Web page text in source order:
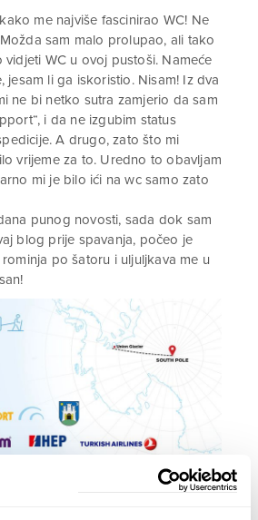
me najviše fascinirao WC! Ne
sam malo prolupao, ali tako
WC u ovoj pustoši. Nameće
jesam li ga iskoristio. Nisam! Iz dva
ne bi netko sutra zamjerio da sam
i da ne izgubim status
A drugo, zato što mi
vrijeme za to. Uredno to obavljam
mi je bilo ići na wc samo zato
punog novosti, sada dok sam
blog prije spavanja, počeo je
po šatoru i uljuljkava me u